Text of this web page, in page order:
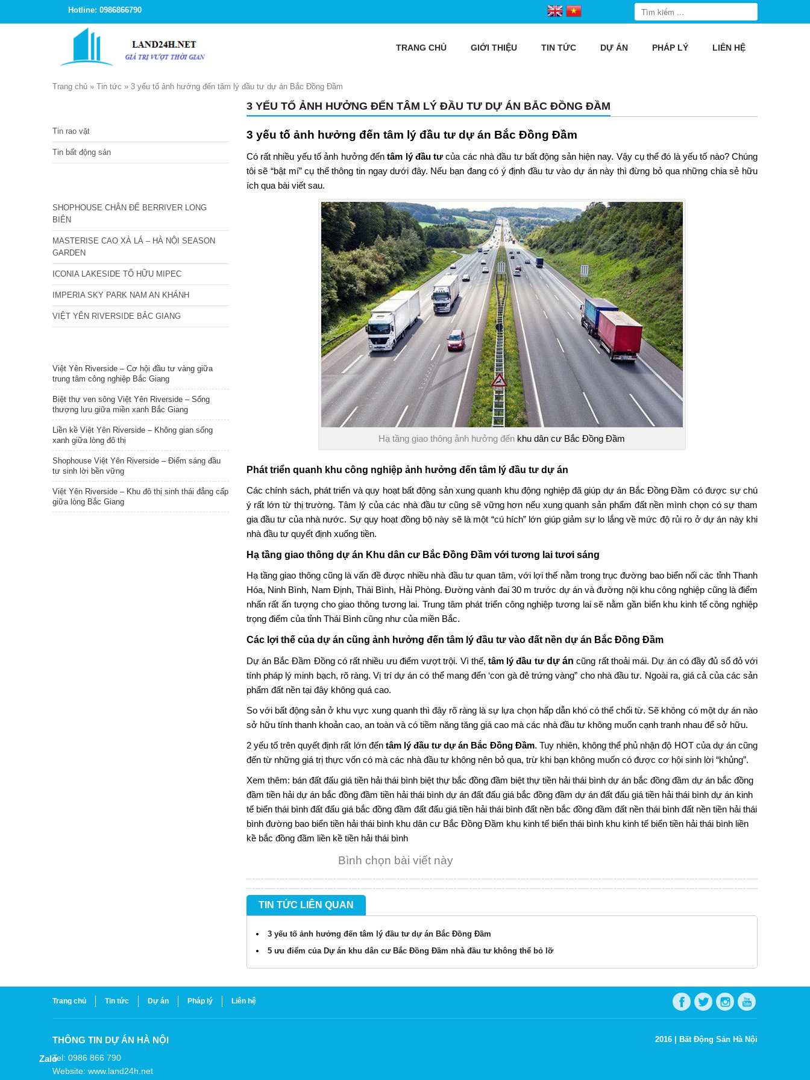
Hotline: 0986866790
TRANG CHỦ GIỚI THIỆU TIN TỨC DỰ ÁN PHÁP LÝ LIÊN HỆ
Trang chủ » Tin tức » 3 yếu tố ảnh hưởng đến tâm lý đầu tư dự án Bắc Đồng Đầm
3 YẾU TỐ ẢNH HƯỞNG ĐẾN TÂM LÝ ĐẦU TƯ DỰ ÁN BẮC ĐỒNG ĐẦM
3 yếu tố ảnh hưởng đến tâm lý đầu tư dự án Bắc Đồng Đầm
Có rất nhiều yếu tố ảnh hưởng đếntâm lý đầu tư của các nhà đầu tư bất động sản hiện nay. Vậy cụ thể đó là yếu tố nào? Chúng
tôi sẽ “bật mí” cụ thể thông tin ngay dưới đây. Nếu bạn đang có ý định đầu tư vào dự án này thì đừng bỏ qua những chia sẻ hữu
ích qua bài viết sau.
Hạ tầng giao thông ảnh hưởng đến khu dân cư Bắc Đồng Đầm
Phát triển quanh khu công nghiệp ảnh hưởng đến tâm lý đầu tư dự án
Các chính sách, phát triển và quy hoạt bất động sản xung quanh khu động nghiệp đã giúp dự án Bắc Đồng Đầm có được sự chú
ý rất lớn từ thị trường. Tâm lý của các nhà đầu tư cũng sẽ vững hơn nếu xung quanh sản phẩm đất nền mình chọn có sự tham
gia đầu tư của nhà nước. Sự quy hoạt đồng bộ này sẽ là một “cú hích” lớn giúp giảm sự lo lắng về mức độ rủi ro ở dự án này khi
nhà đầu tư quyết định xuống tiền.
Hạ tầng giao thông dự án Khu dân cư Bắc Đồng Đầm với tương lai tươi sáng
Hạ tầng giao thông cũng là vấn đề được nhiều nhà đầu tư quan tâm, với lợi thế nằm trong trục đường bao biển nối các tỉnh Thanh
Hóa, Ninh Bình, Nam Định, Thái Bình, Hải Phòng. Đường vành đai 30 m trước dự án và đường nội khu công nghiệp cũng là điểm
nhấn rất ấn tượng cho giao thông tương lai. Trung tâm phát triển công nghiệp tương lai sẽ nằm gần biển khu kinh tế công nghiệp
trọng điểm của tỉnh Thái Bình cũng như của miền Bắc.
Các lợi thế của dự án cũng ảnh hưởng đến tâm lý đầu tư vào đất nền dự án Bắc Đồng Đầm
Dự án Bắc Đầm Đồng có rất nhiều ưu điểm vượt trội. Vì thế,tâm lý đầu tư dự án cũng rất thoải mái. Dự án có đầy đủ sổ đỏ với
tính pháp lý minh bạch, rõ ràng. Vị trí dự án có thể mang đến ‘con gà đẻ trứng vàng” cho nhà đầu tư. Ngoài ra, giá cả của các sản
phẩm đất nền tại đây không quá cao.
So với bất động sản ở khu vực xung quanh thì đây rõ ràng là sự lựa chọn hấp dẫn khó có thể chối từ. Sẽ không có một dự án nào
sở hữu tính thanh khoản cao, an toàn và có tiềm năng tăng giá cao mà các nhà đầu tư không muốn cạnh tranh nhau để sở hữu.
2 yếu tố trên quyết định rất lớn đến tâm lý đầu tưdự án Bắc Đồng Đầm. Tuy nhiên, không thể phủ nhận độ HOT của dự án cũng
đến từ những giá trị thực vốn có mà các nhà đầu tư không nên bỏ qua, trừ khi bạn không muốn có được cơ hội sinh lời “khủng”.
Xem thêm: bán đất đấu giá tiền hải thái bình biệt thự bắc đồng đầm biệt thự tiền hải thái bình dự án bắc đồng đầm dự án bắc đồng
đầm tiền hải dự án bắc đồng đầm tiền hải thái bình dự án đất đấu giá bắc đồng đầm dự án đất đấu giá tiền hải thái bình dự án kinh
tế biển thái bình đất đấu giá bắc đồng đầm đất đấu giá tiền hải thái bình đất nền bắc đồng đầm đất nền thái bình đất nền tiền hải thái
bình đường bao biển tiền hải thái bình khu dân cư Bắc Đồng Đầm khu kinh tế biển thái bình khu kinh tế biển tiền hải thái bình liền
kề bắc đồng đầm liền kề tiền hải thái bình
Bình chọn bài viết này
TIN TỨC LIÊN QUAN
3 yếu tố ảnh hưởng đến tâm lý đầu tư dự án Bắc Đồng Đầm
5 ưu điểm của Dự án khu dân cư Bắc Đồng Đầm nhà đầu tư không thể bỏ lỡ
Tin rao vặt
Tin bất động sản
SHOPHOUSE CHÂN ĐẾ BERRIVER LONG
BIÊN
MASTERISE CAO XÀ LÁ – HÀ NỘI SEASON
GARDEN
ICONIA LAKESIDE TỐ HỮU MIPEC
IMPERIA SKY PARK NAM AN KHÁNH
VIỆT YÊN RIVERSIDE BẮC GIANG
Việt Yên Riverside – Cơ hội đầu tư vàng giữa
trung tâm công nghiệp Bắc Giang
Biệt thự ven sông Việt Yên Riverside – Sống
thượng lưu giữa miền xanh Bắc Giang
Liền kề Việt Yên Riverside – Không gian sống
xanh giữa lòng đô thị
Shophouse Việt Yên Riverside – Điểm sáng đầu
tư sinh lời bền vững
Việt Yên Riverside – Khu đô thị sinh thái đẳng cấp
giữa lòng Bắc Giang
Trang chủ Tin tức Dự án Pháp lý Liên hệ
THÔNG TIN DỰ ÁN HÀ NỘI
Tel: 0986 866 790
Website: www.land24h.net
2016 | Bất Động Sản Hà Nội
Zalo